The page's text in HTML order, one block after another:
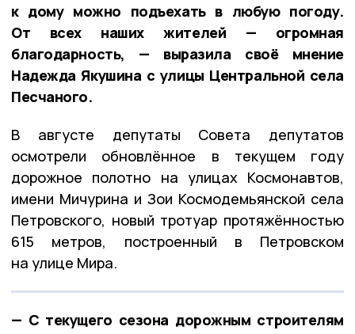
к дому можно подъехать в любую погоду.
От всех наших жителей — огромная
благодарность, — выразила своё мнение
Надежда Якушина с улицы Центральной села
Песчаного.
В августе депутаты Совета депутатов
осмотрели обновлённое в текущем году
дорожное полотно на улицах Космонавтов,
имени Мичурина и Зои Космодемьянской села
Петровского, новый тротуар протяжённостью
615 метров, построенный в Петровском
на улице Мира.
— С текущего сезона дорожным строителям